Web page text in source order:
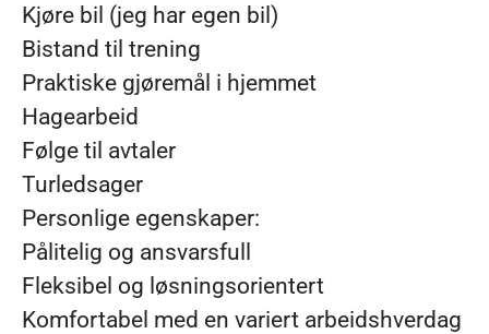
Kjøre bil (jeg har egen bil)
Bistand til trening
Praktiske gjøremål i hjemmet
Hagearbeid
Følge til avtaler
Turledsager
Personlige egenskaper:
Pålitelig og ansvarsfull
Fleksibel og løsningsorientert
Komfortabel med en variert arbeidshverdag